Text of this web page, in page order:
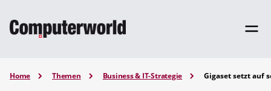
Home Themen Business & IT-Strategie Gigaset setzt auf